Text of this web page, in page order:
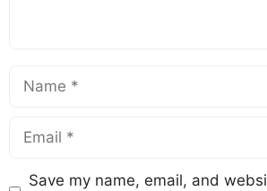
Save my name, email, and